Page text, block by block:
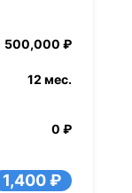
500,000 ₽
12 мес.
0 ₽
1,400 ₽